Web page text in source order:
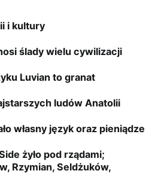
i kultury
ślady wielu cywilizacji
Luvian to granat
ludów Anatolii
własny język oraz pieniądze
żyło pod rządami;
Rzymian, Seldżuków,